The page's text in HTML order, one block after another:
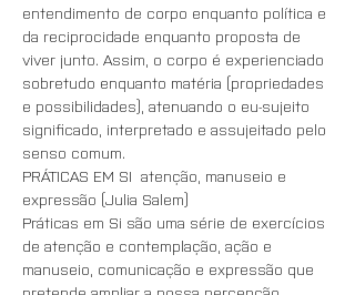
entendimento de corpo enquanto política e
da reciprocidade enquanto proposta de
viver junto. Assim, o corpo é experienciado
sobretudo enquanto matéria (propriedades
e possibilidades), atenuando o eu-sujeito
significado, interpretado e assujeitado pelo
senso comum.
PRÁTICAS EM SI  atenção, manuseio e
expressão (Julia Salem)
Práticas em Si são uma série de exercícios
de atenção e contemplação, ação e
manuseio, comunicação e expressão que